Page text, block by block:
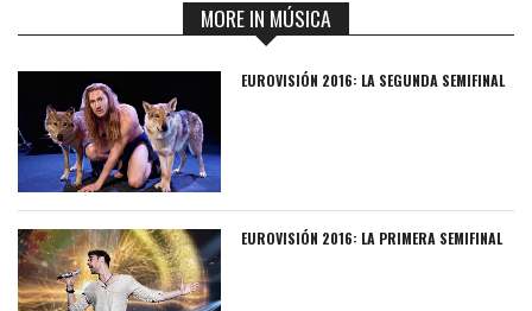
MORE IN MÚSICA
EUROVISIÓN 2016: LA SEGUNDA SEMIFINAL
EUROVISIÓN 2016: LA PRIMERA SEMIFINAL